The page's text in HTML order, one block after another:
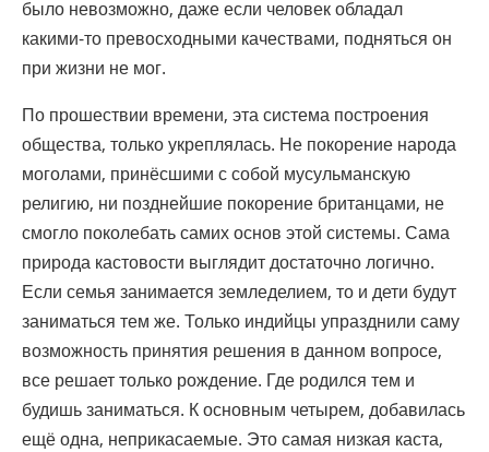
было невозможно, даже если человек обладал
какими-то превосходными качествами, подняться он
при жизни не мог.
По прошествии времени, эта система построения
общества, только укреплялась. Не покорение народа
моголами, принёсшими с собой мусульманскую
религию, ни позднейшие покорение британцами, не
смогло поколебать самих основ этой системы. Сама
природа кастовости выглядит достаточно логично.
Если семья занимается земледелием, то и дети будут
заниматься тем же. Только индийцы упразднили саму
возможность принятия решения в данном вопросе,
все решает только рождение. Где родился тем и
будишь заниматься. К основным четырем, добавилась
ещё одна, неприкасаемые. Это самая низкая каста,